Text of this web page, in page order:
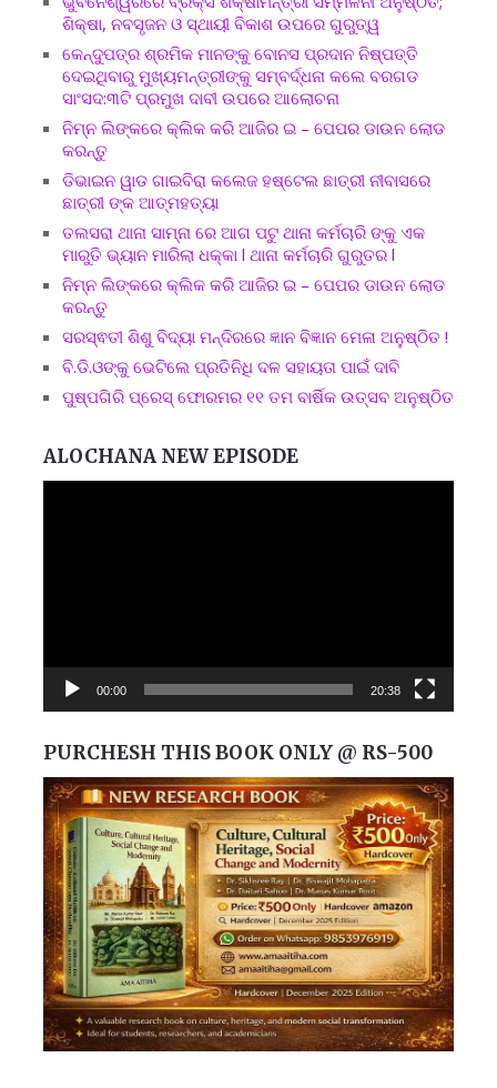
ଶିକ୍ଷା, ନବସୃଜନ ଓ ସ୍ଥାୟୀ ବିକାଶ ଉପରେ ଗୁରୁତ୍ୱ
କେନ୍ଦୁପତ୍ର ଶ୍ରମିକ ମାନଙ୍କୁ ବୋନସ ପ୍ରଦାନ ନିଷ୍ପତ୍ତି
ଦେଇଥିବାରୁ ମୁଖ୍ୟମନ୍ତ୍ରୀଙ୍କୁ ସମ୍ବର୍ଦ୍ଧନା କଲେ ବରଗଡ
ସାଂସଦ:୩ଟି ପ୍ରମୁଖ ଦାବୀ ଉପରେ ଆଲୋଚନା
ନିମ୍ନ ଲିଙ୍କରେ କ୍ଲିକ କରି ଆଜିର ଇ – ପେପର ଡାଉନ ଲୋଡ
କରନ୍ତୁ
ଡିଭାଇନ ୱାଡ ଗାଇବିରା କଲେଜ ହଷ୍ଟେଲ ଛାତ୍ରୀ ନୀବାସରେ
ଛାତ୍ରୀ ଙ୍କ ଆତ୍ମହତ୍ୟା
ତଲସରା ଥାନା ସାମ୍ନା ରେ ଆଗ ପଟୁ ଥାନା କର୍ମଚାରି ଙ୍କୁ ଏକ
ମାରୁତି ଭ୍ୟାନ ମାରିଲା ଧକ୍କା l ଥାନା କର୍ମଚାରି ଗୁରୁତର l
ନିମ୍ନ ଲିଙ୍କରେ କ୍ଲିକ କରି ଆଜିର ଇ – ପେପର ଡାଉନ ଲୋଡ
କରନ୍ତୁ
ସରସ୍ଵତୀ ଶିଶୁ ବିଦ୍ୟା ମନ୍ଦିରରେ ଜ୍ଞାନ ବିଜ୍ଞାନ ମେଳା ଅନୁଷ୍ଠିତ !
ବି.ଡି.ଓଙ୍କୁ ଭେଟିଲେ ପ୍ରତିନିଧି ଦଳ ସହାୟତା ପାଇଁ ଦାବି
ପୁଷ୍ପଗିରି ପ୍ରେସ୍ ଫୋରମର ୧୧ ତମ ବାର୍ଷିକ ଉତ୍ସବ ଅନୁଷ୍ଠିତ
ALOCHANA NEW EPISODE
00:00 20:38
PURCHESH THIS BOOK ONLY @ RS-500